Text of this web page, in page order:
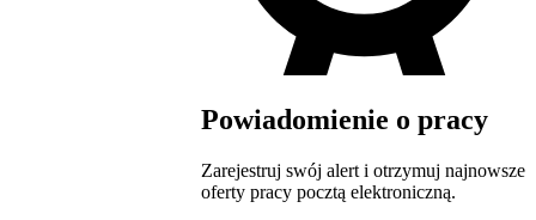
Powiadomienie o pracy
Zarejestruj swój alert i otrzymuj najnowsze
oferty pracy pocztą elektroniczną.